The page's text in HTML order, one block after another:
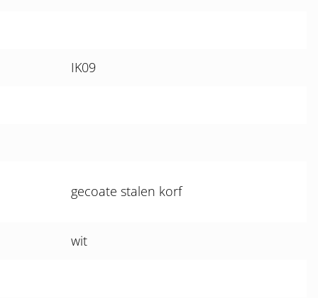
IK09
gecoate stalen korf
wit